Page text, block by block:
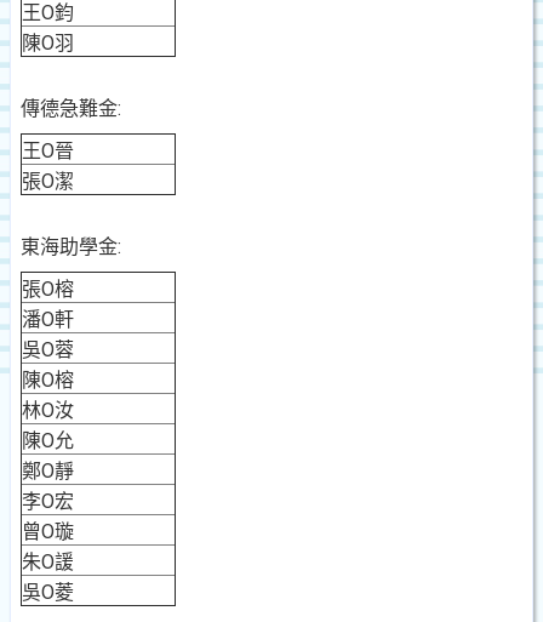
王O鈞
陳O羽
傳德急難金:
王O晉
張O潔
東海助學金:
張O榕
潘O軒
吳O蓉
陳O榕
林O汝
陳O允
鄭O靜
李O宏
曾O璇
朱O諼
吳O菱